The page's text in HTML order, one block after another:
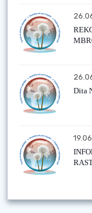
Dita